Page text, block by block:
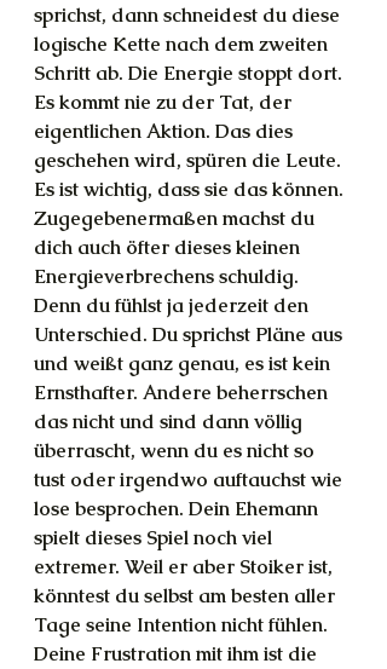
sprichst, dann schneidest du diese
logische Kette nach dem zweiten
Schritt ab. Die Energie stoppt dort.
Es kommt nie zu der Tat, der
eigentlichen Aktion. Das dies
geschehen wird, spüren die Leute.
Es ist wichtig, dass sie das können.
Zugegebenermaßen machst du
dich auch öfter dieses kleinen
Energieverbrechens schuldig.
Denn du fühlst ja jederzeit den
Unterschied. Du sprichst Pläne aus
und weißt ganz genau, es ist kein
Ernsthafter. Andere beherrschen
das nicht und sind dann völlig
überrascht, wenn du es nicht so
tust oder irgendwo auftauchst wie
lose besprochen. Dein Ehemann
spielt dieses Spiel noch viel
extremer. Weil er aber Stoiker ist,
könntest du selbst am besten aller
Tage seine Intention nicht fühlen.
Deine Frustration mit ihm ist die